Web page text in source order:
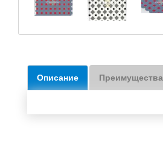
Описание Преимущества